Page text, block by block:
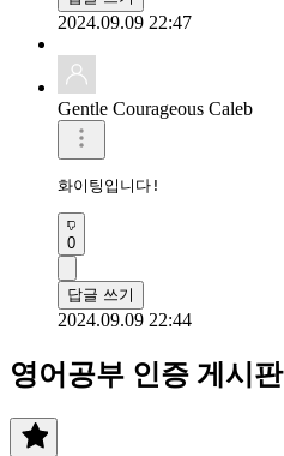
2024.09.09 22:47
Gentle Courageous Caleb
화이팅입니다!
0
답글 쓰기
2024.09.09 22:44
영어공부 인증 게시판